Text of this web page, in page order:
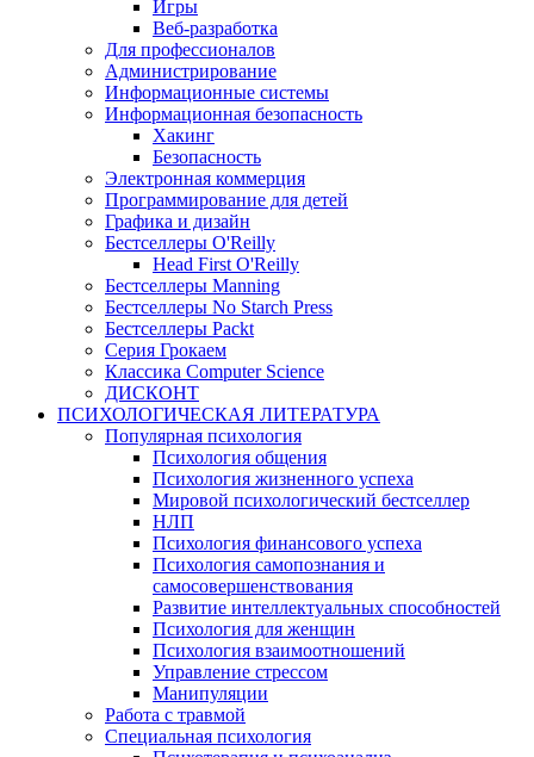
Игры
Веб-разработка
Для профессионалов
Администрирование
Информационные системы
Информационная безопасность
Хакинг
Безопасность
Электронная коммерция
Программирование для детей
Графика и дизайн
Бестселлеры O'Reilly
Head First O'Reilly
Бестселлеры Manning
Бестселлеры No Starch Press
Бестселлеры Packt
Серия Грокаем
Классика Computer Science
ДИСКОНТ
ПСИХОЛОГИЧЕСКАЯ ЛИТЕРАТУРА
Популярная психология
Психология общения
Психология жизненного успеха
Мировой психологический бестселлер
НЛП
Психология финансового успеха
Психология самопознания и
самосовершенствования
Развитие интеллектуальных способностей
Психология для женщин
Психология взаимоотношений
Управление стрессом
Манипуляции
Работа с травмой
Специальная психология